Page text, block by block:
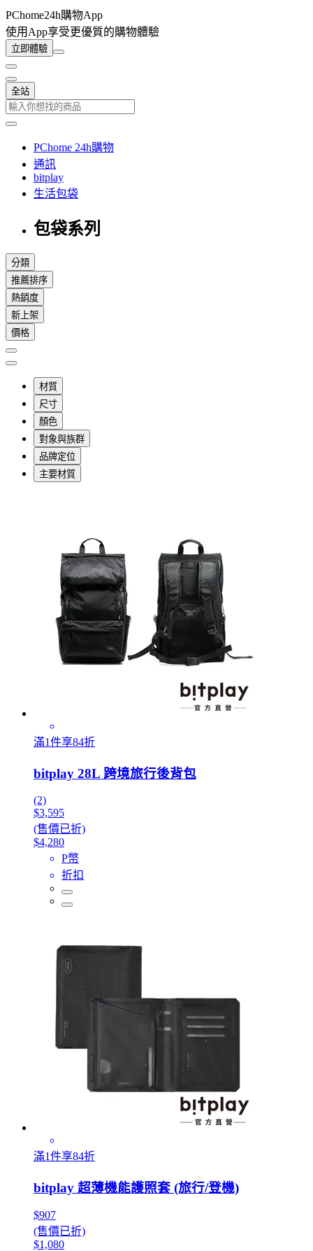
PChome24h購物App
使用App享受更優質的購物體驗
立即體驗
全站
PChome 24h購物
通訊
bitplay
生活包袋
包袋系列
分類
推薦排序
熱銷度
新上架
價格
材質
尺寸
顏色
對象與族群
品牌定位
主要材質
滿1件享84折
bitplay 28L 跨境旅行後背包
(2)
$3,595
(售價已折)
$4,280
P幣
折扣
滿1件享84折
bitplay 超薄機能護照套 (旅行/登機)
$907
(售價已折)
$1,080